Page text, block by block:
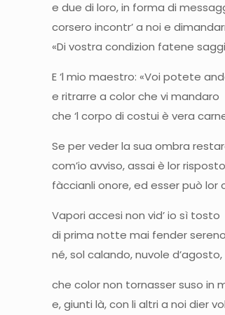
e due di loro, in forma di
corsero incontr’ a noi e
«Di vostra condizion fatene
E ‘l mio maestro: «Voi potete
e ritrarre a color che vi mandaro
che ‘l corpo di costui è vera
Se per veder la sua ombra
com’io avviso, assai è lor
fàccianli onore, ed esser può lor
Vapori accesi non vid’ io sì tosto
di prima notte mai fender
né, sol calando, nuvole d’agosto,
che color non tornasser suso in
e, giunti là, con li altri a noi dier